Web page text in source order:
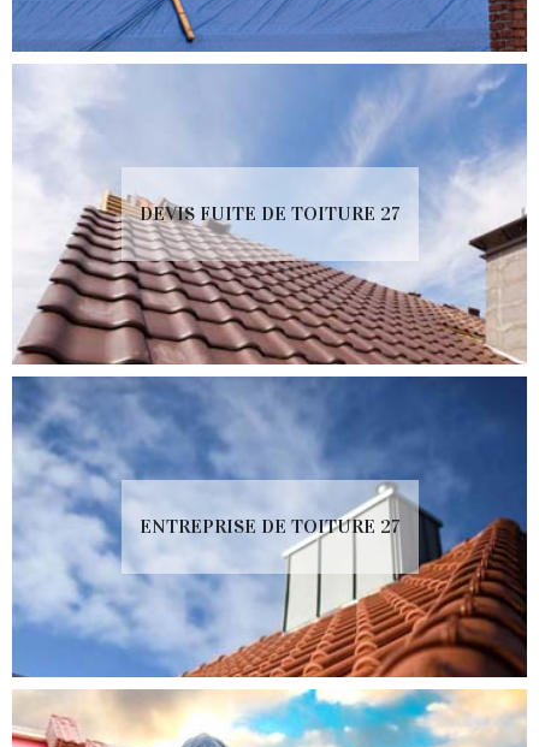
DEVIS FUITE DE TOITURE 27
ENTREPRISE DE TOITURE 27